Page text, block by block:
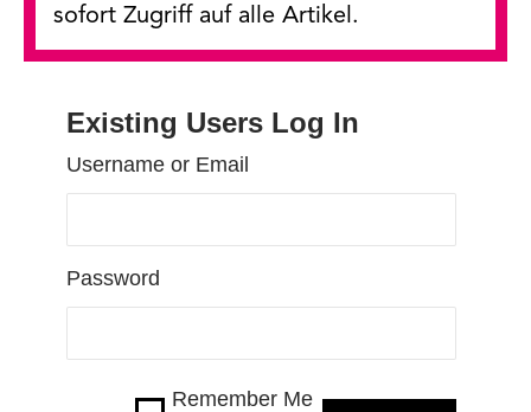
sofort Zugriff auf alle Artikel.
Existing Users Log In
Username or Email
Password
Remember Me